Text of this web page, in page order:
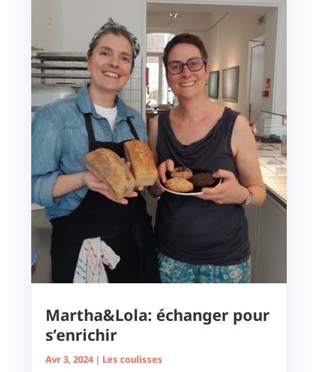
Martha&Lola: échanger pour
s’enrichir
Avr 3, 2024| Les coulisses